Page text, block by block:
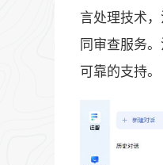
言处理技术
同审查服务
可靠的支持。